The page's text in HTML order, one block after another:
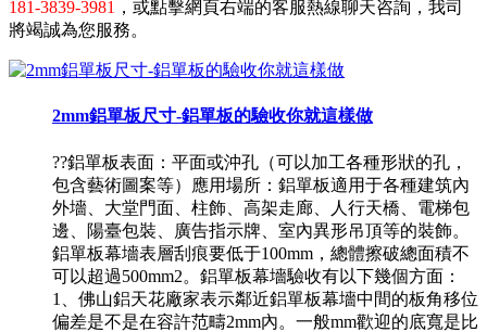
181-3839-3981 ，或點擊網頁右端的客服熱線聊天咨詢，我司
將竭誠為您服務。
2mm鋁單板尺寸-鋁單板的驗收你就這樣做
??鋁單板表面：平面或沖孔（可以加工各種形狀的孔，
包含藝術圖案等）應用場所：鋁單板適用于各種建筑內
外墻、大堂門面、柱飾、高架走廊、人行天橋、電梯包
邊、陽臺包裝、廣告指示牌、室內異形吊頂等的裝飾。
鋁單板幕墻表層刮痕要低于100mm，總體擦破總面積不
可以超過500mm2。鋁單板幕墻驗收有以下幾個方面：
1、佛山鋁天花廠家表示鄰近鋁單板幕墻中間的板角移位
偏差是不是在容許范疇2mm內。一般mm歡迎的底寬是比